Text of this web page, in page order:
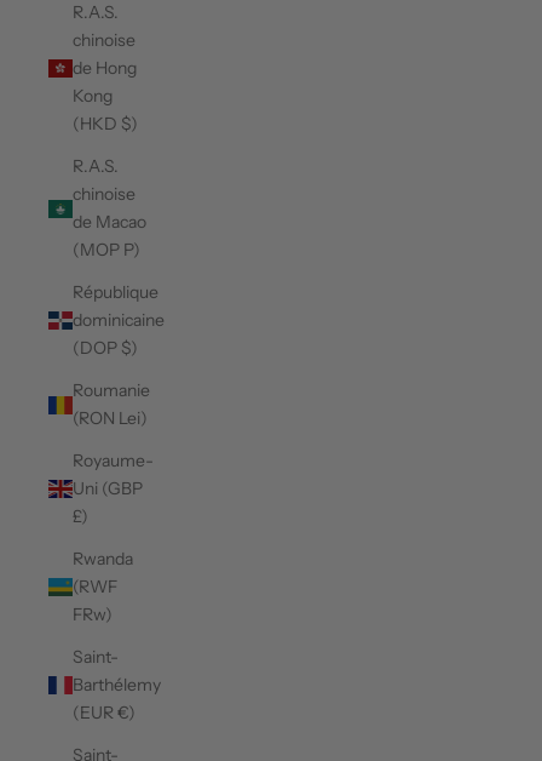
R.A.S.
chinoise
de Hong
Kong
(HKD $)
R.A.S.
chinoise
de Macao
(MOP P)
République
dominicaine
(DOP $)
Roumanie
(RON Lei)
Royaume-
Uni (GBP
£)
Rwanda
(RWF
FRw)
Saint-
Barthélemy
(EUR €)
Saint-